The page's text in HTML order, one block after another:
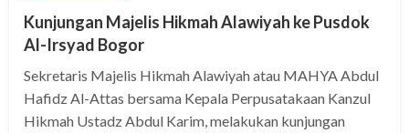
Kunjungan Majelis Hikmah Alawiyah ke Pusdok
Al-Irsyad Bogor
Sekretaris Majelis Hikmah Alawiyah atau MAHYA Abdul
Hafidz Al-Attas bersama Kepala Perpusatakaan Kanzul
Hikmah Ustadz Abdul Karim, melakukan kunjungan